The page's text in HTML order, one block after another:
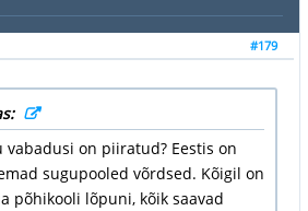
#179
vabadusi on piiratud? Eestis on
sugupooled võrdsed. Kõigil on
põhikooli lõpuni, kõik saavad